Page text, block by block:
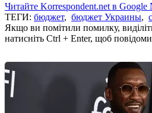
Читайте Korrespondent.net в Google
ТЕГИ: бюджет, бюджет Украины,
Якщо ви помітили помилку,
натисніть Ctrl + Enter, щоб